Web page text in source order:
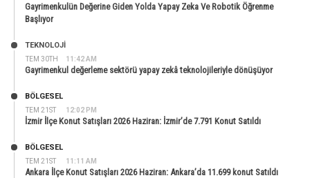
Gayrimenkulün Değerine Giden Yolda Yapay Zeka Ve Robotik Öğrenme
Başlıyor
TEM 30TH 11:42 AM
TEKNOLOJİ
Gayrimenkul değerleme sektörü yapay zekâ teknolojileriyle dönüşüyor
TEM 21ST 12:02 PM
BÖLGESEL
İzmir İlçe Konut Satışları 2026 Haziran: İzmir’de 7.791 Konut Satıldı
TEM 21ST 11:11 AM
BÖLGESEL
Ankara İlçe Konut Satışları 2026 Haziran: Ankara’da 11.699 konut Satıldı